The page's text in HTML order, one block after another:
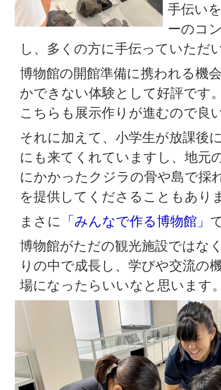
手伝い
ーのコ
し、多くの方に手伝っていただ
博物館の開館準備に携われる機
かできない体験として好評です
こちらも展示作りが進むので良
それに加えて、小学生が放課後
にも来てくれていますし、地元
にかかったクジラの骨や島で採
を提供してくださることもあり
まさに 「みんなで作る博物館」
博物館がただの観光施設ではな
りの中で成長し、学びや交流の
場になったらいいなと思います